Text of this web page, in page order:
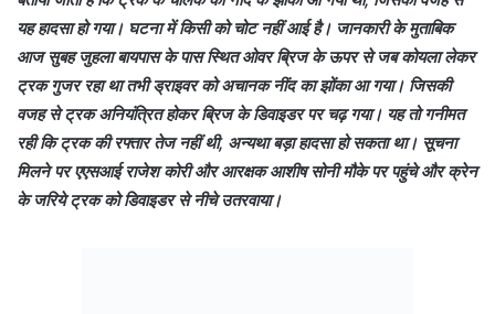
यह हादसा हो गया। घटना में किसी को चोट नहीं आई है। जानकारी के मुताबिक
आज सुबह जुहला बायपास के पास स्थित ओवर ब्रिज के ऊपर से जब कोयला लेकर
ट्रक गुजर रहा था तभी ड्राइवर को अचानक नींद का झोंका आ गया। जिसकी
वजह से ट्रक अनियंत्रित होकर ब्रिज के डिवाइडर पर चढ़ गया। यह तो गनीमत
रही कि ट्रक की रफ्तार तेज नहीं थी, अन्यथा बड़ा हादसा हो सकता था। सूचना
मिलने पर एएसआई राजेश कोरी और आरक्षक आशीष सोनी मौके पर पहुंचे और क्रेन
के जरिये ट्रक को डिवाइडर से नीचे उतरवाया।